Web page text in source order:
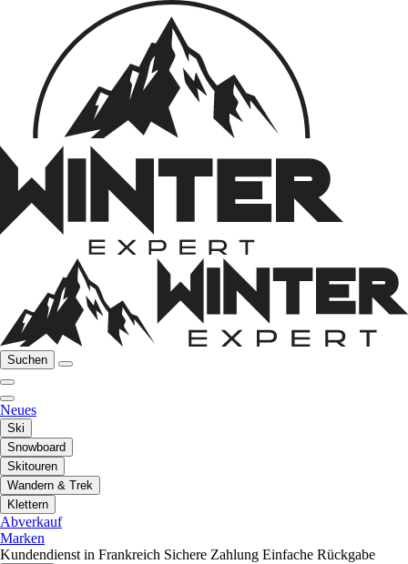
Suchen
Neues
Ski
Snowboard
Skitouren
Wandern & Trek
Klettern
Abverkauf
Marken
Kundendienst in Frankreich Sichere Zahlung Einfache Rückgabe